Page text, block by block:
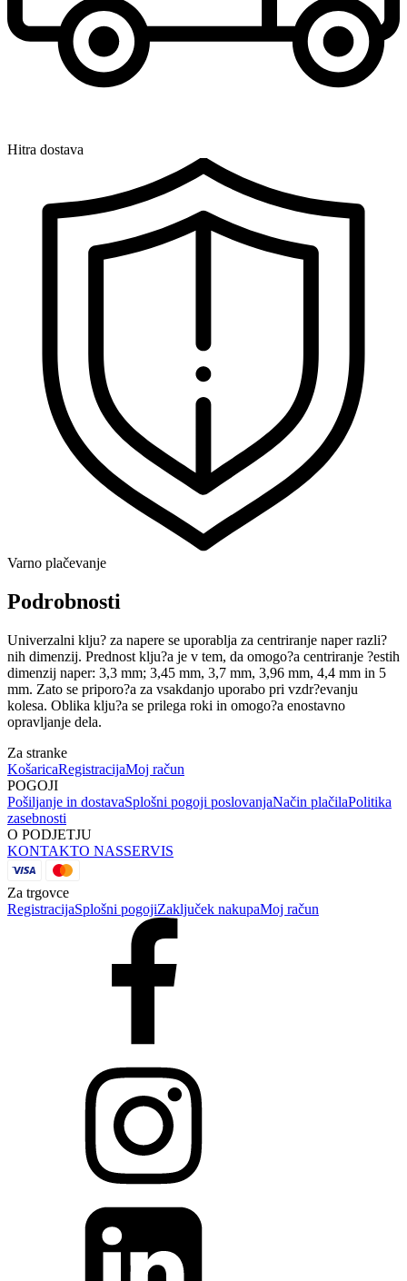
Hitra dostava
Varno plačevanje
Podrobnosti
Univerzalni klju? za napere se uporablja za centriranje naper razli?
nih dimenzij. Prednost klju?a je v tem, da omogo?a centriranje ?estih
dimenzij naper: 3,3 mm; 3,45 mm, 3,7 mm, 3,96 mm, 4,4 mm in 5
mm. Zato se priporo?a za vsakdanjo uporabo pri vzdr?evanju
kolesa. Oblika klju?a se prilega roki in omogo?a enostavno
opravljanje dela.
Za stranke
KošaricaRegistracijaMoj račun
POGOJI
Pošiljanje in dostavaSplošni pogoji poslovanjaNačin plačilaPolitika
zasebnosti
O PODJETJU
KONTAKTO NASSERVIS
Za trgovce
RegistracijaSplošni pogojiZaključek nakupaMoj račun